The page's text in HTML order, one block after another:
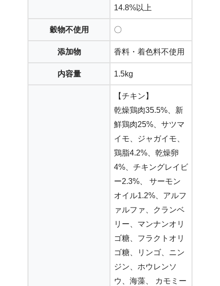
14.8%以上
穀物不使用 〇
添加物 香料・着色料不使用
内容量 1.5kg
【チキン】
乾燥鶏肉35.5%、新
鮮鶏肉25%、サツマ
イモ、ジャガイモ、
鶏脂4.2%、乾燥卵
4%、チキングレイビ
ー2.3%、 サーモン
オイル1.2%、アルフ
ァルファ、クランベ
リー、マンナンオリ
ゴ糖、フラクトオリ
ゴ糖、リンゴ、ニン
ジン、ホウレンソ
ウ、海藻、 カモミー